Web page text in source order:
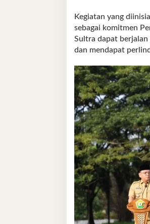
Kegiatan yang
sebagai komitmen
Sultra dapat berjalan
dan mendapat